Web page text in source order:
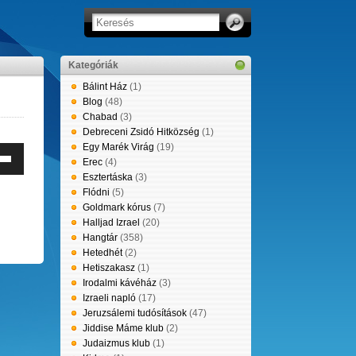
Kategóriák
Bálint Ház (1)
Blog (48)
Chabad (3)
Debreceni Zsidó Hitközség (1)
Egy Marék Virág (19)
Erec (4)
Esztertáska (3)
Flódni (5)
Goldmark kórus (7)
Halljad Izrael (20)
Hangtár (358)
Hetedhét(2)
Hetiszakasz (1)
Irodalmi kávéház (3)
Izraeli napló (17)
Jeruzsálemi tudósítások (47)
Jiddise Máme klub (2)
Judaizmus klub (1)